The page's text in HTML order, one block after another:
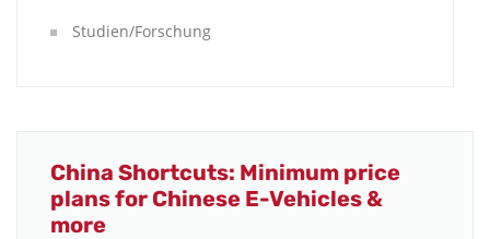
Studien/Forschung
China Shortcuts: Minimum price
plans for Chinese E-Vehicles &
more